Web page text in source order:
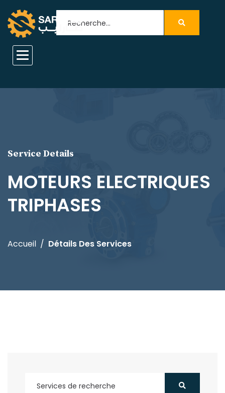
Service Details
MOTEURS ELECTRIQUES
TRIPHASES
Accueil Détails Des Services